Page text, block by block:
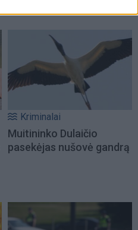
Kriminalai
Muitininko Dulaičio
pasekėjas nušovė gandrą